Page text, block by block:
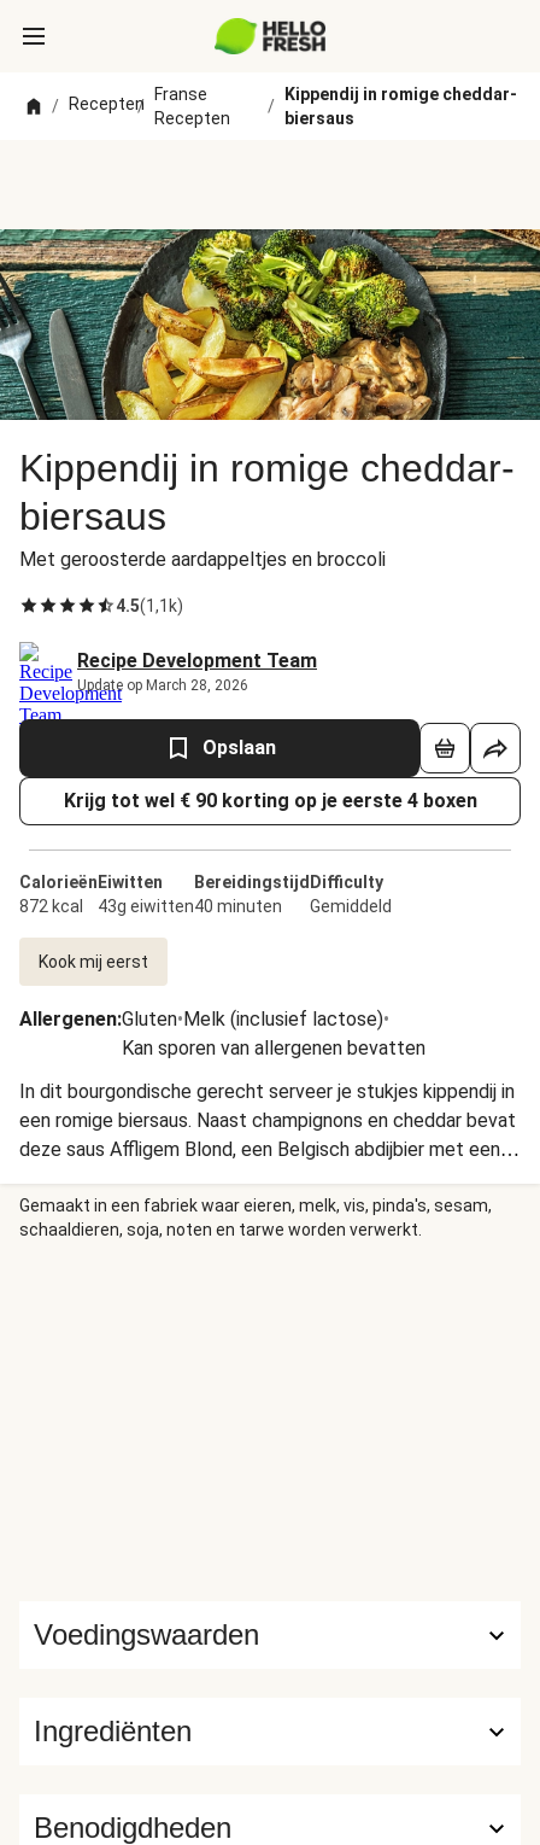
/ Recepten
/
Franse
Recepten
/
Kippendij in romige cheddar-
biersaus
Kippendij in romige cheddar-
biersaus
Met geroosterde aardappeltjes en broccoli
4.5(1,1k)
Recipe Development Team
Update op March 28, 2026
Opslaan
Krijg tot wel € 90 korting op je eerste 4 boxen
Calorieën
872 kcal
Eiwitten
43g eiwitten
Bereidingstijd
40 minuten
Difficulty
Gemiddeld
Kook mij eerst
Allergenen:Gluten•Melk (inclusief lactose)•
Kan sporen van allergenen bevatten
In dit bourgondische gerecht serveer je stukjes kippendij in
een romige biersaus. Naast champignons en cheddar bevat
deze saus Affligem Blond, een Belgisch abdijbier met een
ronde smaak van tropisch fruit. De cheddar maakt de saus
lekker hartig en het bier zorgt ervoor dat de smaken extra
worden versterkt.
Gemaakt in een fabriek waar eieren, melk, vis, pinda's, sesam,
schaaldieren, soja, noten en tarwe worden verwerkt.
Ingrediënten
Voedingswaarden
Benodigdheden